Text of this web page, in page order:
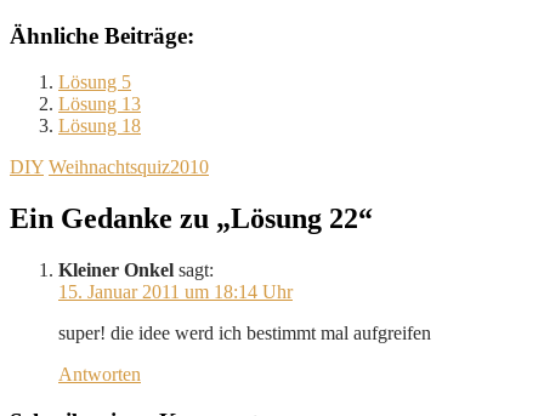
Ähnliche Beiträge:
Lösung 5
Lösung 13
Lösung 18
DIY Weihnachtsquiz2010
Ein Gedanke zu „Lösung 22“
Kleiner Onkel sagt:
15. Januar 2011 um 18:14 Uhr
super! die idee werd ich bestimmt mal aufgreifen
Antworten